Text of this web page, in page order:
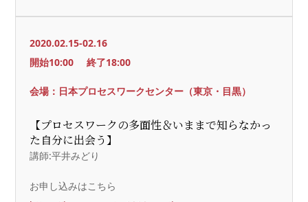
2020.02.15-02.16
開始10:00
終了18:00
会場：日本プロセスワークセンター（東京・目黒）
【プロセスワークの多面性＆いままで知らなかっ
た自分に出会う】
講師:平井みどり
お申し込みはこちら